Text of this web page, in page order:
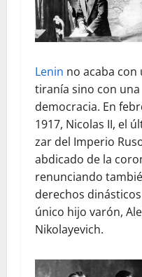
Lenin no acaba con
tiranía sino con una
democracia. En
1917, Nicolas II, el
zar del Imperio
abdicado de la
renunciando
derechos
único hijo varón,
Nikolayevich.